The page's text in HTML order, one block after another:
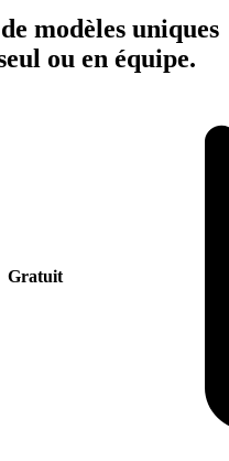
modèles uniques
ou en équipe.
Gratuit